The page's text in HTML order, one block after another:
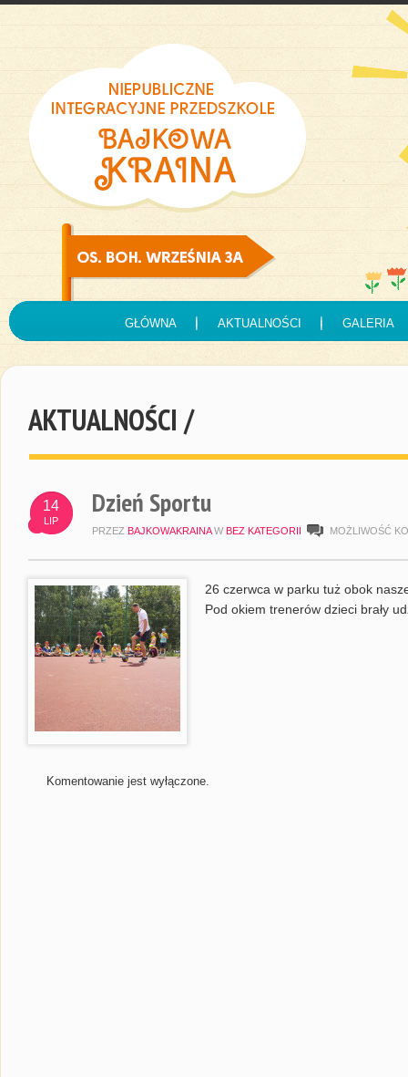
GŁÓWNA AKTUALNOŚCI GALERIA
AKTUALNOŚCI /
14
LIP
Dzień Sportu
PRZEZ BAJKOWAKRAINA W BEZ KATEGORII MOŻLIWOŚĆ
26 czerwca w parku tuż obok
Pod okiem trenerów dzieci brały
Komentowanie jest wyłączone.